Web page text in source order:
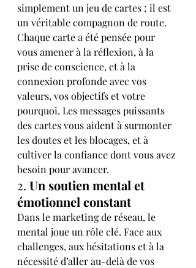
simplement un jeu de cartes ; il est
un véritable compagnon de route.
Chaque carte a été pensée pour
vous amener à la réflexion, à la
prise de conscience, et à la
connexion profonde avec vos
valeurs, vos objectifs et votre
pourquoi. Les messages puissants
des cartes vous aident à surmonter
les doutes et les blocages, et à
cultiver la confiance dont vous avez
besoin pour avancer.
2. Un soutien mental et
émotionnel constant
Dans le marketing de réseau, le
mental joue un rôle clé. Face aux
challenges, aux hésitations et à la
nécessité d’aller au-delà de vos